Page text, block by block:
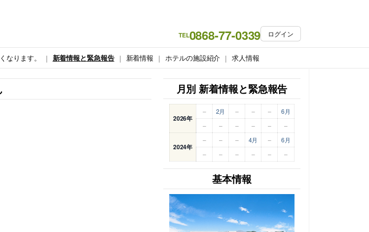
TEL0868-77-0339 ログイン
なります。 新着情報と緊急報告 新着情報 ホテルの施設紹介 求人情報
月別 新着情報と緊急報告
2026年
– 2月 – – –
6月
–
– – – – –
2024年
– – – 4月 –
6月
–
– – – – –
基本情報